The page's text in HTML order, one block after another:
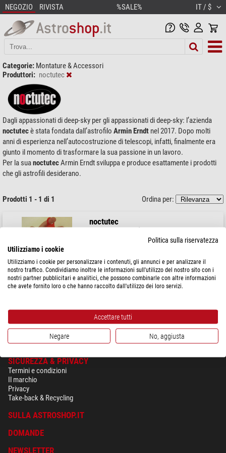
NEGOZIO RIVISTA %SALE% IT / $
Categorie: Montature & Accessori
Produttori: noctutec
Dagli appassionati di deep-sky per gli appassionati di deep-sky: l’azienda
noctutecè stata fondata dall’astrofilo Armin Erndt nel 2017. Dopo molti
anni di esperienza nell’autocostruzione di telescopi, infatti, finalmente era
giunto il momento di trasformare la sua passione in un lavoro.
Per la suanoctutecArmin Erndt sviluppa e produce esattamente i prodotti
che gli astrofili desiderano.
Prodotti 1 - 1 di 1 Ordina per:
noctutec
Supporto per scatola di controllo manuale SynScan easy-
$ 26,90
SICUREZZA & PRIVACY
Termini e condizioni
Il marchio
Privacy
Take-back & Recycling
SULLA ASTROSHOP.IT
DOMANDE
NEWSLETTER
Politica sulla riservatezza
Utilizziamo i cookie
Utilizziamo i cookie per personalizzare i contenuti, gli annunci e per analizzare il
nostro traffico. Condividiamo inoltre le informazioni sull'utilizzo del nostro sito con i
nostri partner pubblicitari e analitici, che possono combinarle con altre informazioni
che avete fornito loro o che hanno raccolto dall'utilizzo dei loro servizi.
Accettare tutti
Negare No, aggiusta